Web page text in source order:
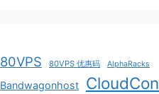
80VPS 80VPS 优惠码 AlphaRacks
Bandwagonhost